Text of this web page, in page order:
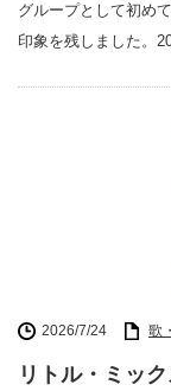
グループとして初め
印象を残しました。
2026/7/24 歌
リトル・ミッ